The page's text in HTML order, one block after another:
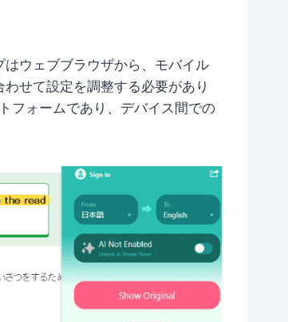
ウェブブラウザから、モバイル
せて設定を調整する必要があり
フォームであり、デバイス間での